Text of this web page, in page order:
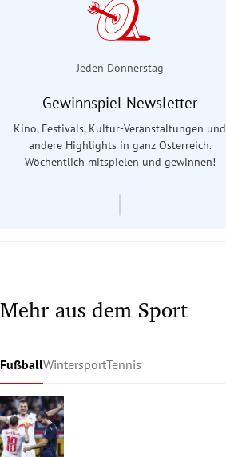
Jeden Donnerstag
Gewinnspiel Newsletter
Kino, Festivals, Kultur-Veranstaltungen und
andere Highlights in ganz Österreich.
Wöchentlich mitspielen und gewinnen!
Mehr aus dem Sport
FußballWintersportTennis